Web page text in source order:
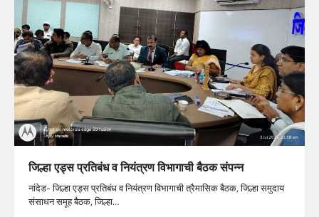
जिल्हा एड्स प्रतिबंध व नियंत्रण विभागाची बैठक संपन्न
नांदेड- जिल्हा एड्स प्रतिबंध व नियंत्रण विभागाची त्रैमासिक बैठक, जिल्हा समुदाय
संसाधन समूह बैठक, जिल्हा…